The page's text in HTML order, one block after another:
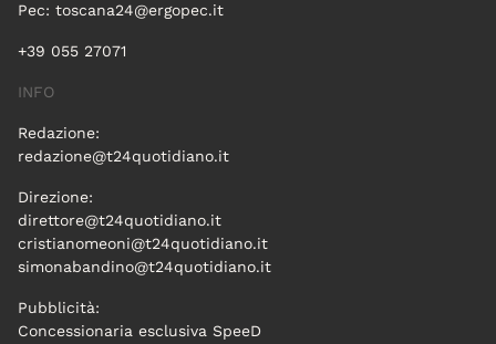
Pec: toscana24@ergopec.it
+39 055 27071
INFO
Redazione:
redazione@t24quotidiano.it
Direzione:
direttore@t24quotidiano.it
cristianomeoni@t24quotidiano.it
simonabandino@t24quotidiano.it
Pubblicità:
Concessionaria esclusiva SpeeD